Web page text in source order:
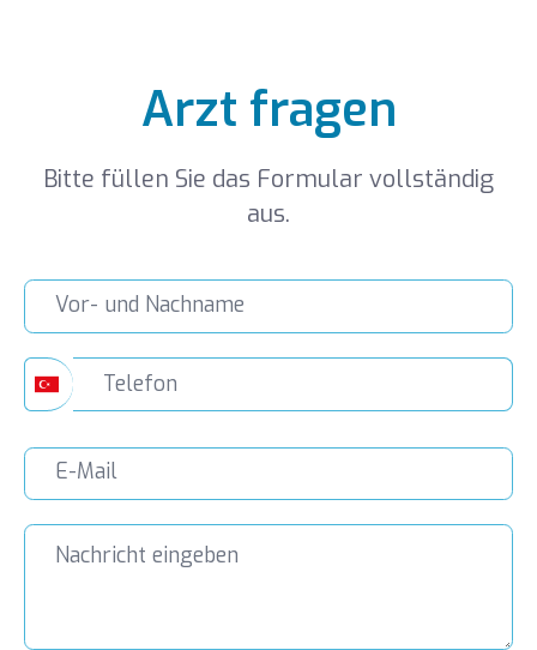
Arzt fragen
Bitte füllen Sie das Formular vollständig
aus.